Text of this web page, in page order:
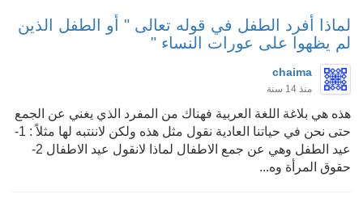
لماذا أفرد الطفل في قوله تعالى " أو الطفل الذين
لم يظهوا على عورات النساء "
chaima
منذ 14 سنة
هذه هي بلاغة اللغة العربية فهناك من المفرد الذي يغني عن الجمع
حتى نحن في حياتنا العادية نقول مثل هذه ولكن لاننتبه لها مثلاً : 1-
عيد الطفل وهي عن جمع الاطفال لماذا لانقول عيد الاطفال 2-
حقوق المرأة وه...